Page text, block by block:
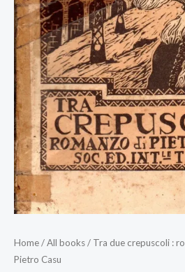
Home/All books/ Tra due crepuscoli :
Pietro Casu